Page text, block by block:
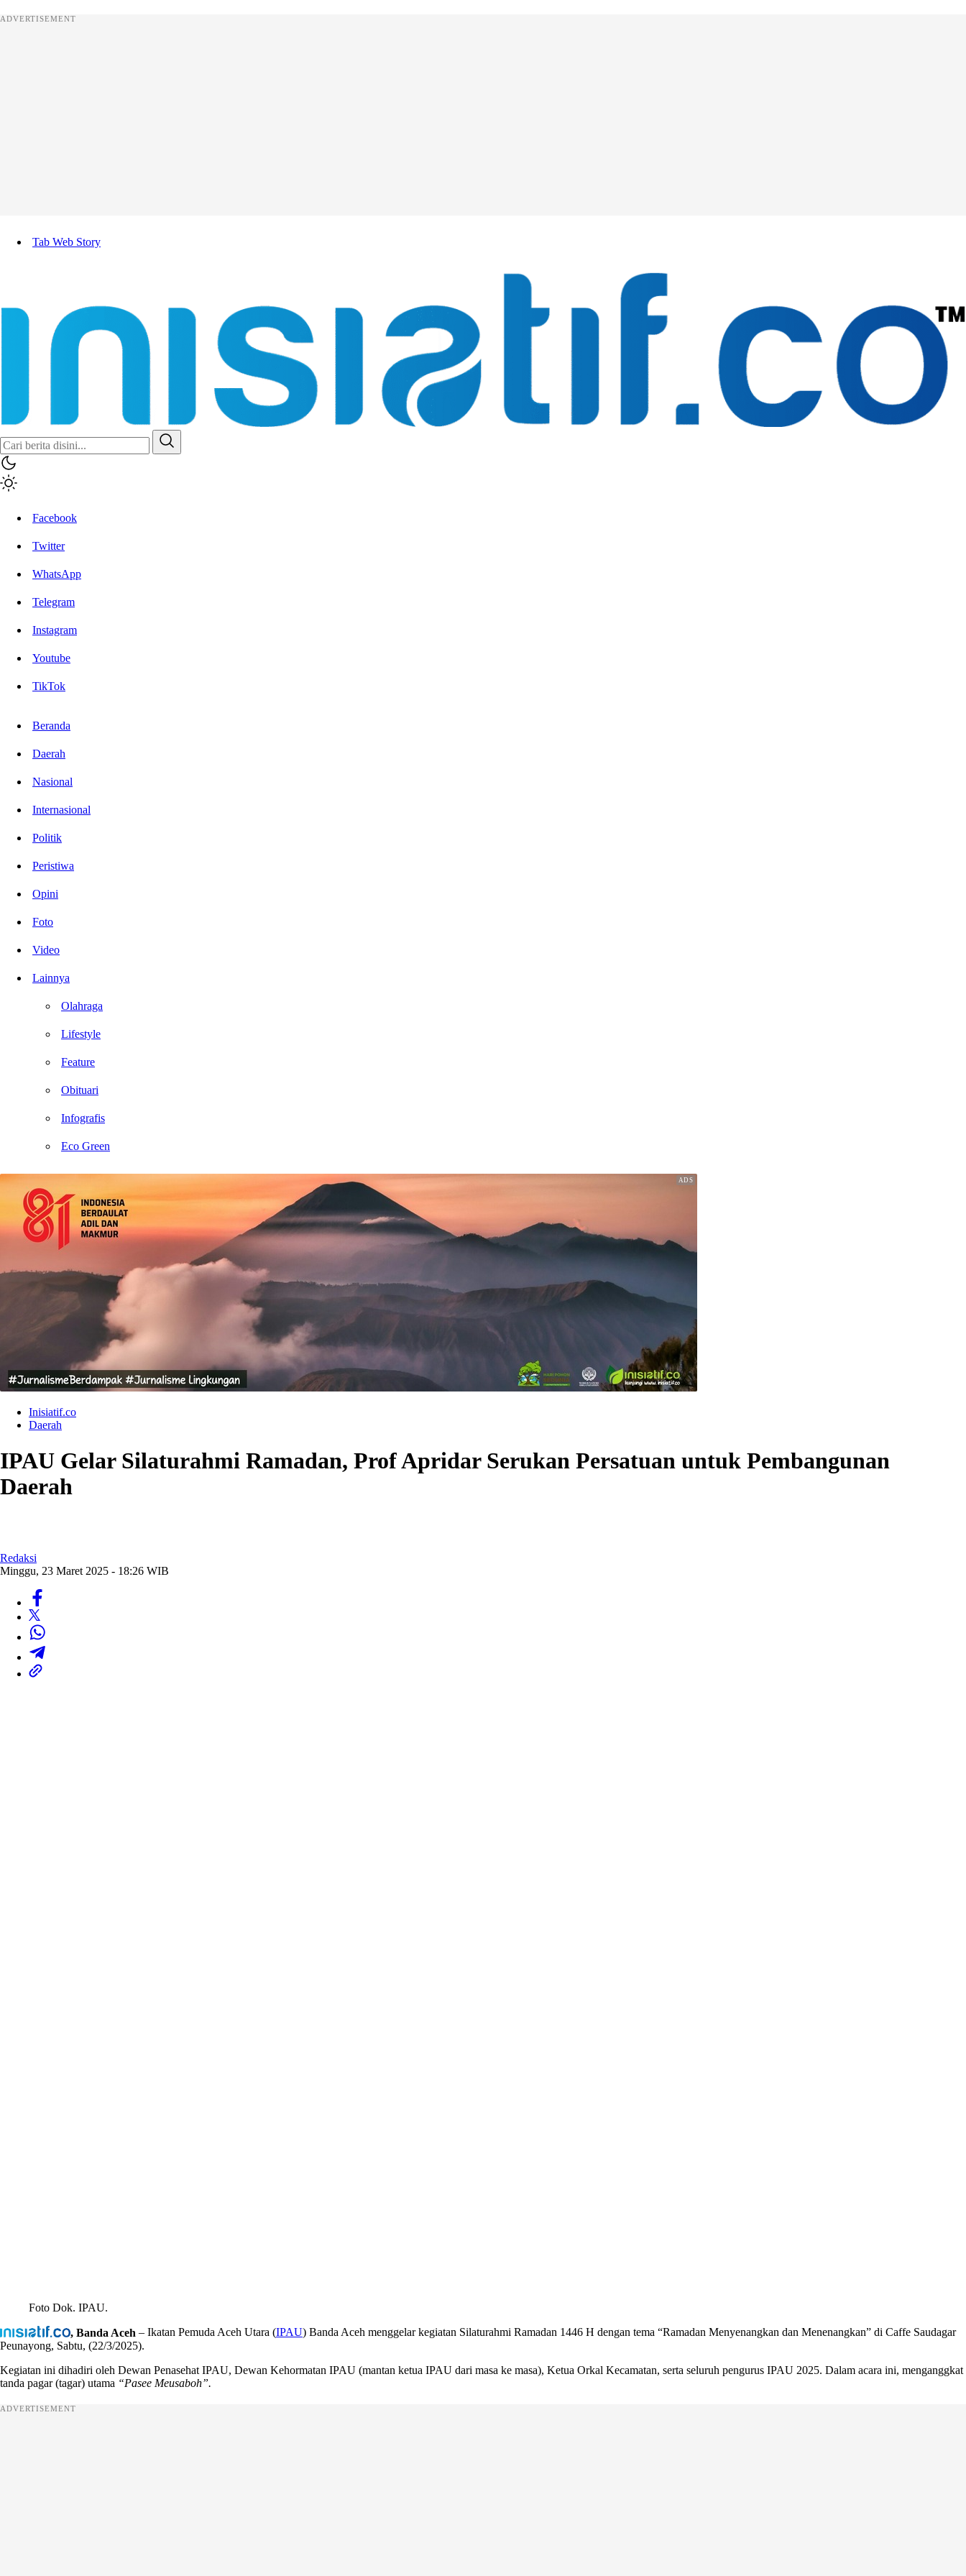
ADVERTISEMENT
Tab Web Story
Facebook
Twitter
WhatsApp
Telegram
Instagram
Youtube
TikTok
Beranda
Daerah
Nasional
Internasional
Politik
Peristiwa
Opini
Foto
Video
Lainnya
Olahraga
Lifestyle
Feature
Obituari
Infografis
Eco Green
Inisiatif.co
Daerah
IPAU Gelar Silaturahmi Ramadan, Prof Apridar Serukan Persatuan untuk Pembangunan
Daerah
Redaksi
Minggu, 23 Maret 2025 - 18:26 WIB
Foto Dok. IPAU.
, Banda Aceh – Ikatan Pemuda Aceh Utara (IPAU) Banda Aceh menggelar kegiatan Silaturahmi Ramadan 1446 H dengan tema “Ramadan Menyenangkan dan Menenangkan” di Caffe Saudagar
Peunayong, Sabtu, (22/3/2025).
Kegiatan ini dihadiri oleh Dewan Penasehat IPAU, Dewan Kehormatan IPAU (mantan ketua IPAU dari masa ke masa), Ketua Orkal Kecamatan, serta seluruh pengurus IPAU 2025. Dalam acara ini, menganggkat
tanda pagar (tagar) utama “Pasee Meusaboh”.
ADVERTISEMENT